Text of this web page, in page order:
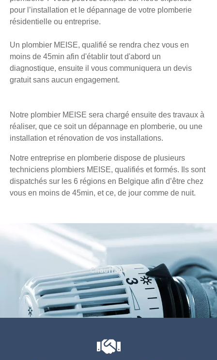
pour l’installation et le dépannage de votre plomberie
résidentielle ou entreprise.
Un plombier MEISE, qualifié se rendra chez vous en
moins de 45min afin d'établir tout d'abord un
diagnostique, ensuite il vous communiquera un devis
gratuit sans aucun engagement.
Notre plombier MEISE sera chargé ensuite des travaux à
réaliser, que ce soit un dépannage en plomberie, ou une
installation et rénovation de vos installations.
Notre entreprise en plomberie dispose de plusieurs
techniciens plombiers MEISE, qualifiés et formés. Ils sont
dispatchés sur les 6 régions en Belgique afin d’être chez
vous en moins de 45min, et ce, de jour comme de nuit.
Chauffage